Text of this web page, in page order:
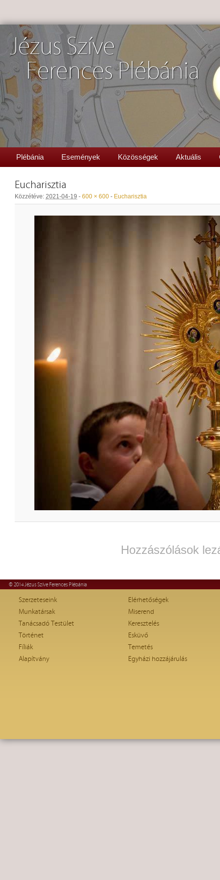
Jézus Szíve
Ferences Plébánia
Plébánia Események Közösségek Aktuális
Eucharisztia
Közzétéve: 2021-04-19 - 600 × 600 - Eucharisztia
Hozzászólások
© 2014 Jézus Szíve Ferences Plébánia
Szerzeteseink
Munkatársak
Tanácsadó Testület
Történet
Fíliák
Alapítvány
Elérhetőségek
Miserend
Keresztelés
Esküvő
Temetés
Egyházi hozzájárulás